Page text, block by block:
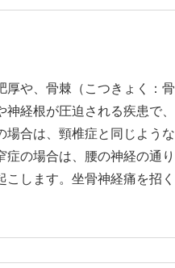
厚や、骨棘（こつきょく：骨
経根が圧迫される疾患で、
場合は、頸椎症と同じような
の場合は、腰の神経の通り
します。坐骨神経痛を招く